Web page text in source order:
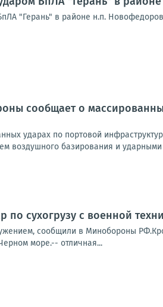
"Герань" в районе н.п.
сообщает о
ударах по портовой
воздушного базирования и
по сухогрузу с военной
сообщили в Минобороны
море.-- отличная...